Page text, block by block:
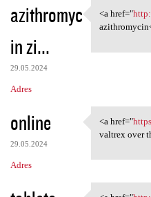
azithromyc
in zi...
29.05.2024
Adres
<a
<a href="
online
29.05.2024
Adres
<a
<a href="
valtrex over